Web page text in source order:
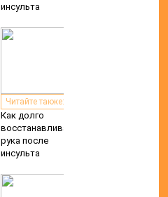
инсульта
Читайте также:
Как долго
восстанавливается
рука после
инсульта